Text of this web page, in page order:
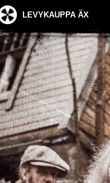
LEVYKAUPPA ÄX